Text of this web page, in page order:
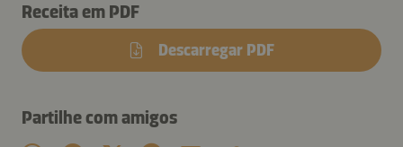
Receita em PDF
Descarregar PDF
Partilhe com amigos